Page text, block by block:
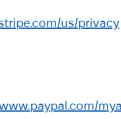
us/privacy